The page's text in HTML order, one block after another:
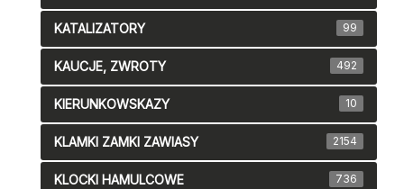
KATALIZATORY 99
KAUCJE, ZWROTY 492
KIERUNKOWSKAZY 10
KLAMKI ZAMKI ZAWIASY 2154
KLOCKI HAMULCOWE 736